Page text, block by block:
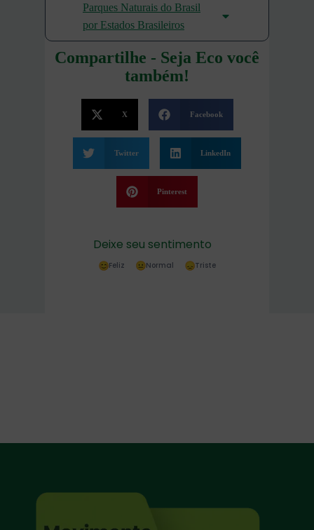
Parques Naturais do Brasil
por Estados Brasileiros
Compartilhe - Seja Eco você
também!
X Facebook
Twitter LinkedIn
Pinterest
Deixe seu sentimento
Feliz Normal Triste